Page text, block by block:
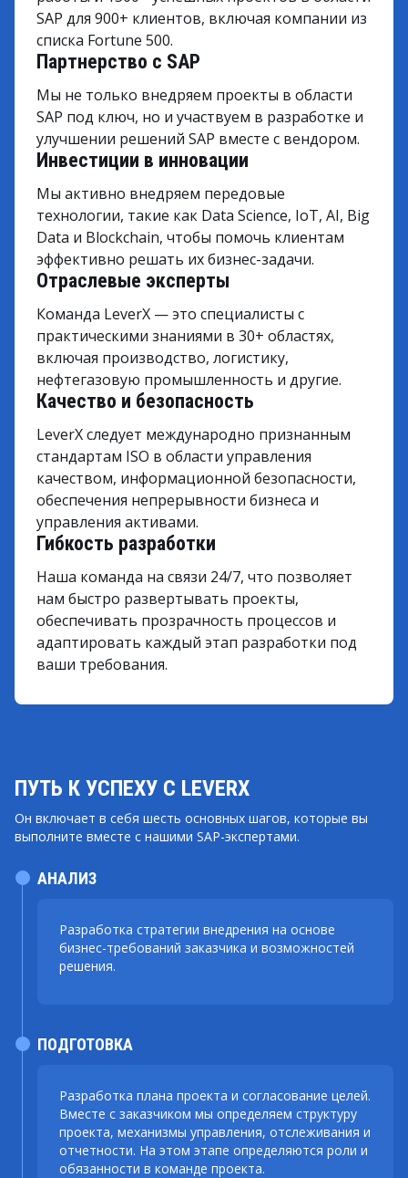
SAP для 900+ клиентов, включая компании из
списка Fortune 500.
Отраслевые эксперты
Команда LeverX — это специалисты с
практическими знаниями в 30+ областях,
включая производство, логистику,
нефтегазовую промышленность и другие.
Партнерство с SAP
Мы не только внедряем проекты в области
SAP под ключ, но и участвуем в разработке и
улучшении решений SAP вместе с вендором.
Качество и безопасность
LeverX следует международно признанным
стандартам ISO в области управления
качеством, информационной безопасности,
обеспечения непрерывности бизнеса и
управления активами.
Инвестиции в инновации
Мы активно внедряем передовые
технологии, такие как Data Science, IoT, AI, Big
Data и Blockchain, чтобы помочь клиентам
эффективно решать их бизнес-задачи.
Гибкость разработки
Наша команда на связи 24/7, что позволяет
нам быстро развертывать проекты,
обеспечивать прозрачность процессов и
адаптировать каждый этап разработки под
ваши требования.
ПУТЬ К УСПЕХУ С LEVERX
Он включает в себя шесть основных шагов, которые вы
выполните вместе с нашими SAP-экспертами.
Разработка стратегии внедрения на основе
бизнес-требований заказчика и возможностей
решения.
АНАЛИЗ
Разработка плана проекта и согласование целей.
Вместе с заказчиком мы определяем структуру
проекта, механизмы управления, отслеживания и
отчетности. На этом этапе определяются роли и
обязанности в команде проекта.
ПОДГОТОВКА